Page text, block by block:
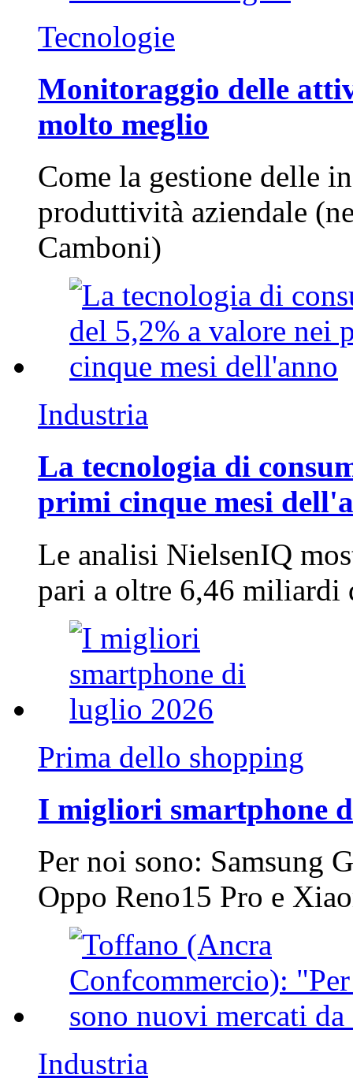
Tecnologie
Monitoraggio delle
molto meglio
Come la gestione delle
produttività aziendale
Camboni)
Industria
La tecnologia di
primi cinque mesi
Le analisi NielsenIQ
pari a oltre 6,46
Prima dello shopping
I migliori smartphone
Per noi sono: Samsung
Oppo Reno15 Pro e
Industria